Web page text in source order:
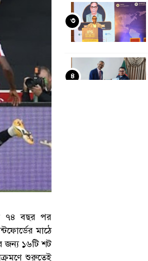
৭৪ বছর পর
মাঠে
জন্য ১৬টি শট
শুরুতেই
৩
৪